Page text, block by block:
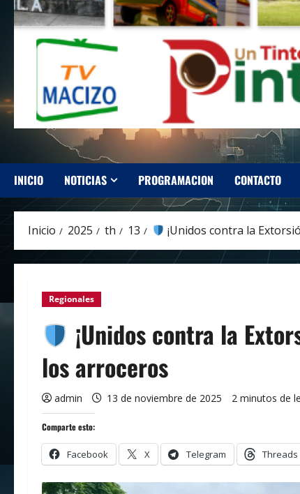
INICIO NOTICIAS PROGRAMACION CONTACTO
Inicio 2025 th 13 ¡Unidos contra la
Regionales
¡Unidos contra la
los arroceros
admin 13 de noviembre de 2025 2 minutos de
Comparte esto:
Facebook X Telegram Threads